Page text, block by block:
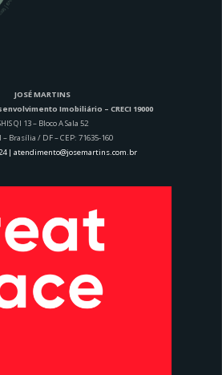
JOSÉ MARTINS
Imobiliário – CRECI 19000
QI 13 – Bloco A Sala 52
– Brasília / DF – CEP: 71635-160
| atendimento@josemartins.com.br